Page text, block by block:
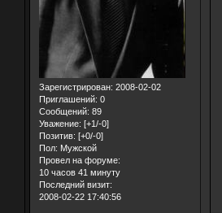
Зарегистрирован: 2008-02-02
Приглашений: 0
Сообщений: 89
Уважение: [+1/-0]
Позитив: [+0/-0]
Пол: Мужской
Провел на форуме:
10 часов 41 минуту
Последний визит:
2008-02-22 17:40:56